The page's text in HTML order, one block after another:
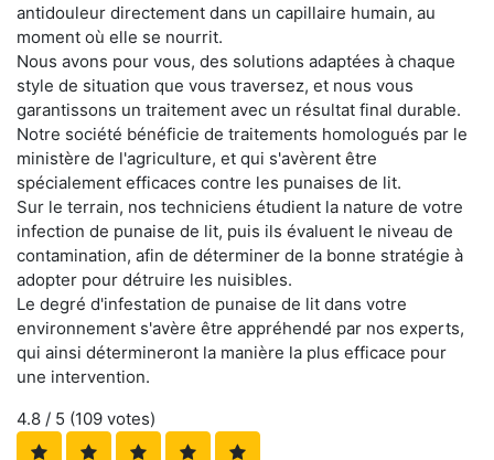
antidouleur directement dans un capillaire humain, au
moment où elle se nourrit.
Nous avons pour vous, des solutions adaptées à chaque
style de situation que vous traversez, et nous vous
garantissons un traitement avec un résultat final durable.
Notre société bénéficie de traitements homologués par le
ministère de l'agriculture, et qui s'avèrent être
spécialement efficaces contre les punaises de lit.
Sur le terrain, nos techniciens étudient la nature de votre
infection de punaise de lit, puis ils évaluent le niveau de
contamination, afin de déterminer de la bonne stratégie à
adopter pour détruire les nuisibles.
Le degré d'infestation de punaise de lit dans votre
environnement s'avère être appréhendé par nos experts,
qui ainsi détermineront la manière la plus efficace pour
une intervention.
4.8 / 5 (109 votes)